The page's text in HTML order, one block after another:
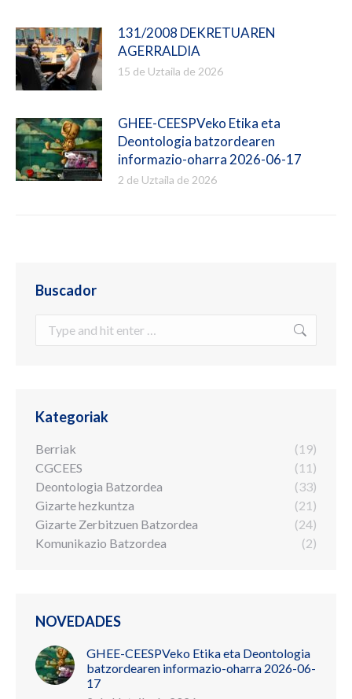
131/2008 DEKRETUAREN
AGERRALDIA
15 de Uztaila de 2026
GHEE-CEESPVeko Etika eta
Deontologia batzordearen
informazio-oharra 2026-06-17
2 de Uztaila de 2026
Buscador
Kategoriak
Berriak
(19)
CGCEES
(11)
Deontologia Batzordea
(33)
Gizarte hezkuntza
(21)
Gizarte Zerbitzuen Batzordea
(24)
Komunikazio Batzordea
(2)
NOVEDADES
GHEE-CEESPVeko Etika eta Deontologia
batzordearen informazio-oharra 2026-06-
17